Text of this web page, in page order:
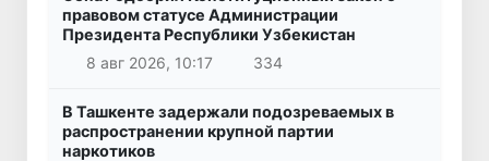
правовом статусе Администрации
Президента Республики Узбекистан
8 авг 2026, 10:17
334
В Ташкенте задержали подозреваемых в
распространении крупной партии
наркотиков